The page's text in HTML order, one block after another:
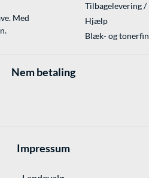
Med
Tilbagelevering /
Hjælp
Blæk- og
Nem betaling
Impressum